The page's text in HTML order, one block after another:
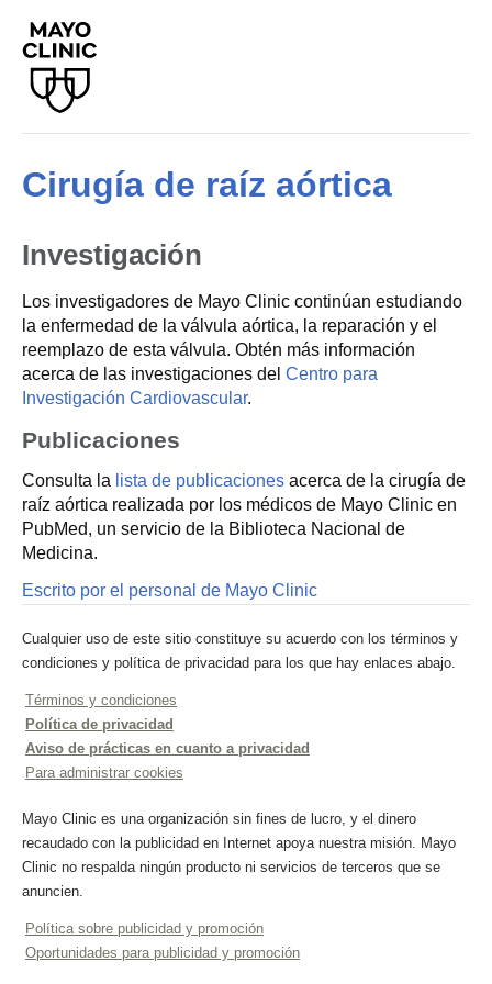
Cirugía de raíz aórtica
Investigación
Los investigadores de Mayo Clinic continúan estudiando
la enfermedad de la válvula aórtica, la reparación y el
reemplazo de esta válvula. Obtén más información
acerca de las investigaciones del Centro para
Investigación Cardiovascular.
Publicaciones
Consulta la lista de publicaciones acerca de la cirugía de
raíz aórtica realizada por los médicos de Mayo Clinic en
PubMed, un servicio de la Biblioteca Nacional de
Medicina.
Escrito por el personal de Mayo Clinic
Cualquier uso de este sitio constituye su acuerdo con los términos y
condiciones y política de privacidad para los que hay enlaces abajo.
Términos y condiciones
Política de privacidad
Aviso de prácticas en cuanto a privacidad
Para administrar cookies
Mayo Clinic es una organización sin fines de lucro, y el dinero
recaudado con la publicidad en Internet apoya nuestra misión. Mayo
Clinic no respalda ningún producto ni servicios de terceros que se
anuncien.
Política sobre publicidad y promoción
Oportunidades para publicidad y promoción